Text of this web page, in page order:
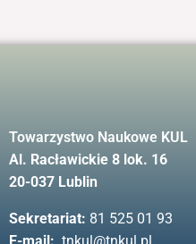
Towarzystwo Naukowe KUL
Al. Racławickie 8 lok. 16
20-037 Lublin
Sekretariat: 81 525 01 93
E-mail: tnkul@tnkul.pl